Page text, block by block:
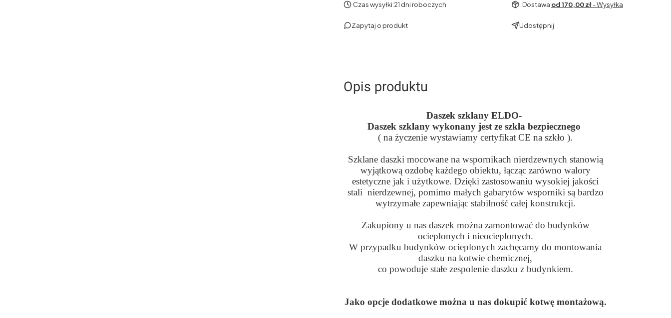
Czas wysyłki:21 dni roboczych Dostawa od 170,00 zł- Wysyłka
Zapytaj o produkt Udostępnij
Opis produktu
Daszek szklany ELDO-
Daszek szklany wykonany jest ze szkła bezpiecznego
( na życzenie wystawiamy certyfikat CE na szkło ).
Szklane daszki mocowane na wspornikach nierdzewnych stanowią
wyjątkową ozdobę każdego obiektu, łącząc zarówno walory
estetyczne jak i użytkowe. Dzięki zastosowaniu wysokiej jakości
stali nierdzewnej, pomimo małych gabarytów wsporniki są bardzo
wytrzymałe zapewniając stabilność całej konstrukcji.
Zakupiony u nas daszek można zamontować do budynków
ocieplonych i nieocieplonych.
W przypadku budynków ocieplonych zachęcamy do montowania
daszku na kotwie chemicznej,
co powoduje stałe zespolenie daszku z budynkiem.
Jako opcje dodatkowe można u nas dokupić kotwę montażową.